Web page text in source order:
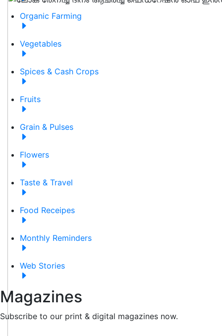
Organic Farming
Vegetables
Spices & Cash Crops
Fruits
Grain & Pulses
Flowers
Taste & Travel
Food Receipes
Monthly Reminders
Web Stories
Magazines
Subscribe to our print & digital magazines now.